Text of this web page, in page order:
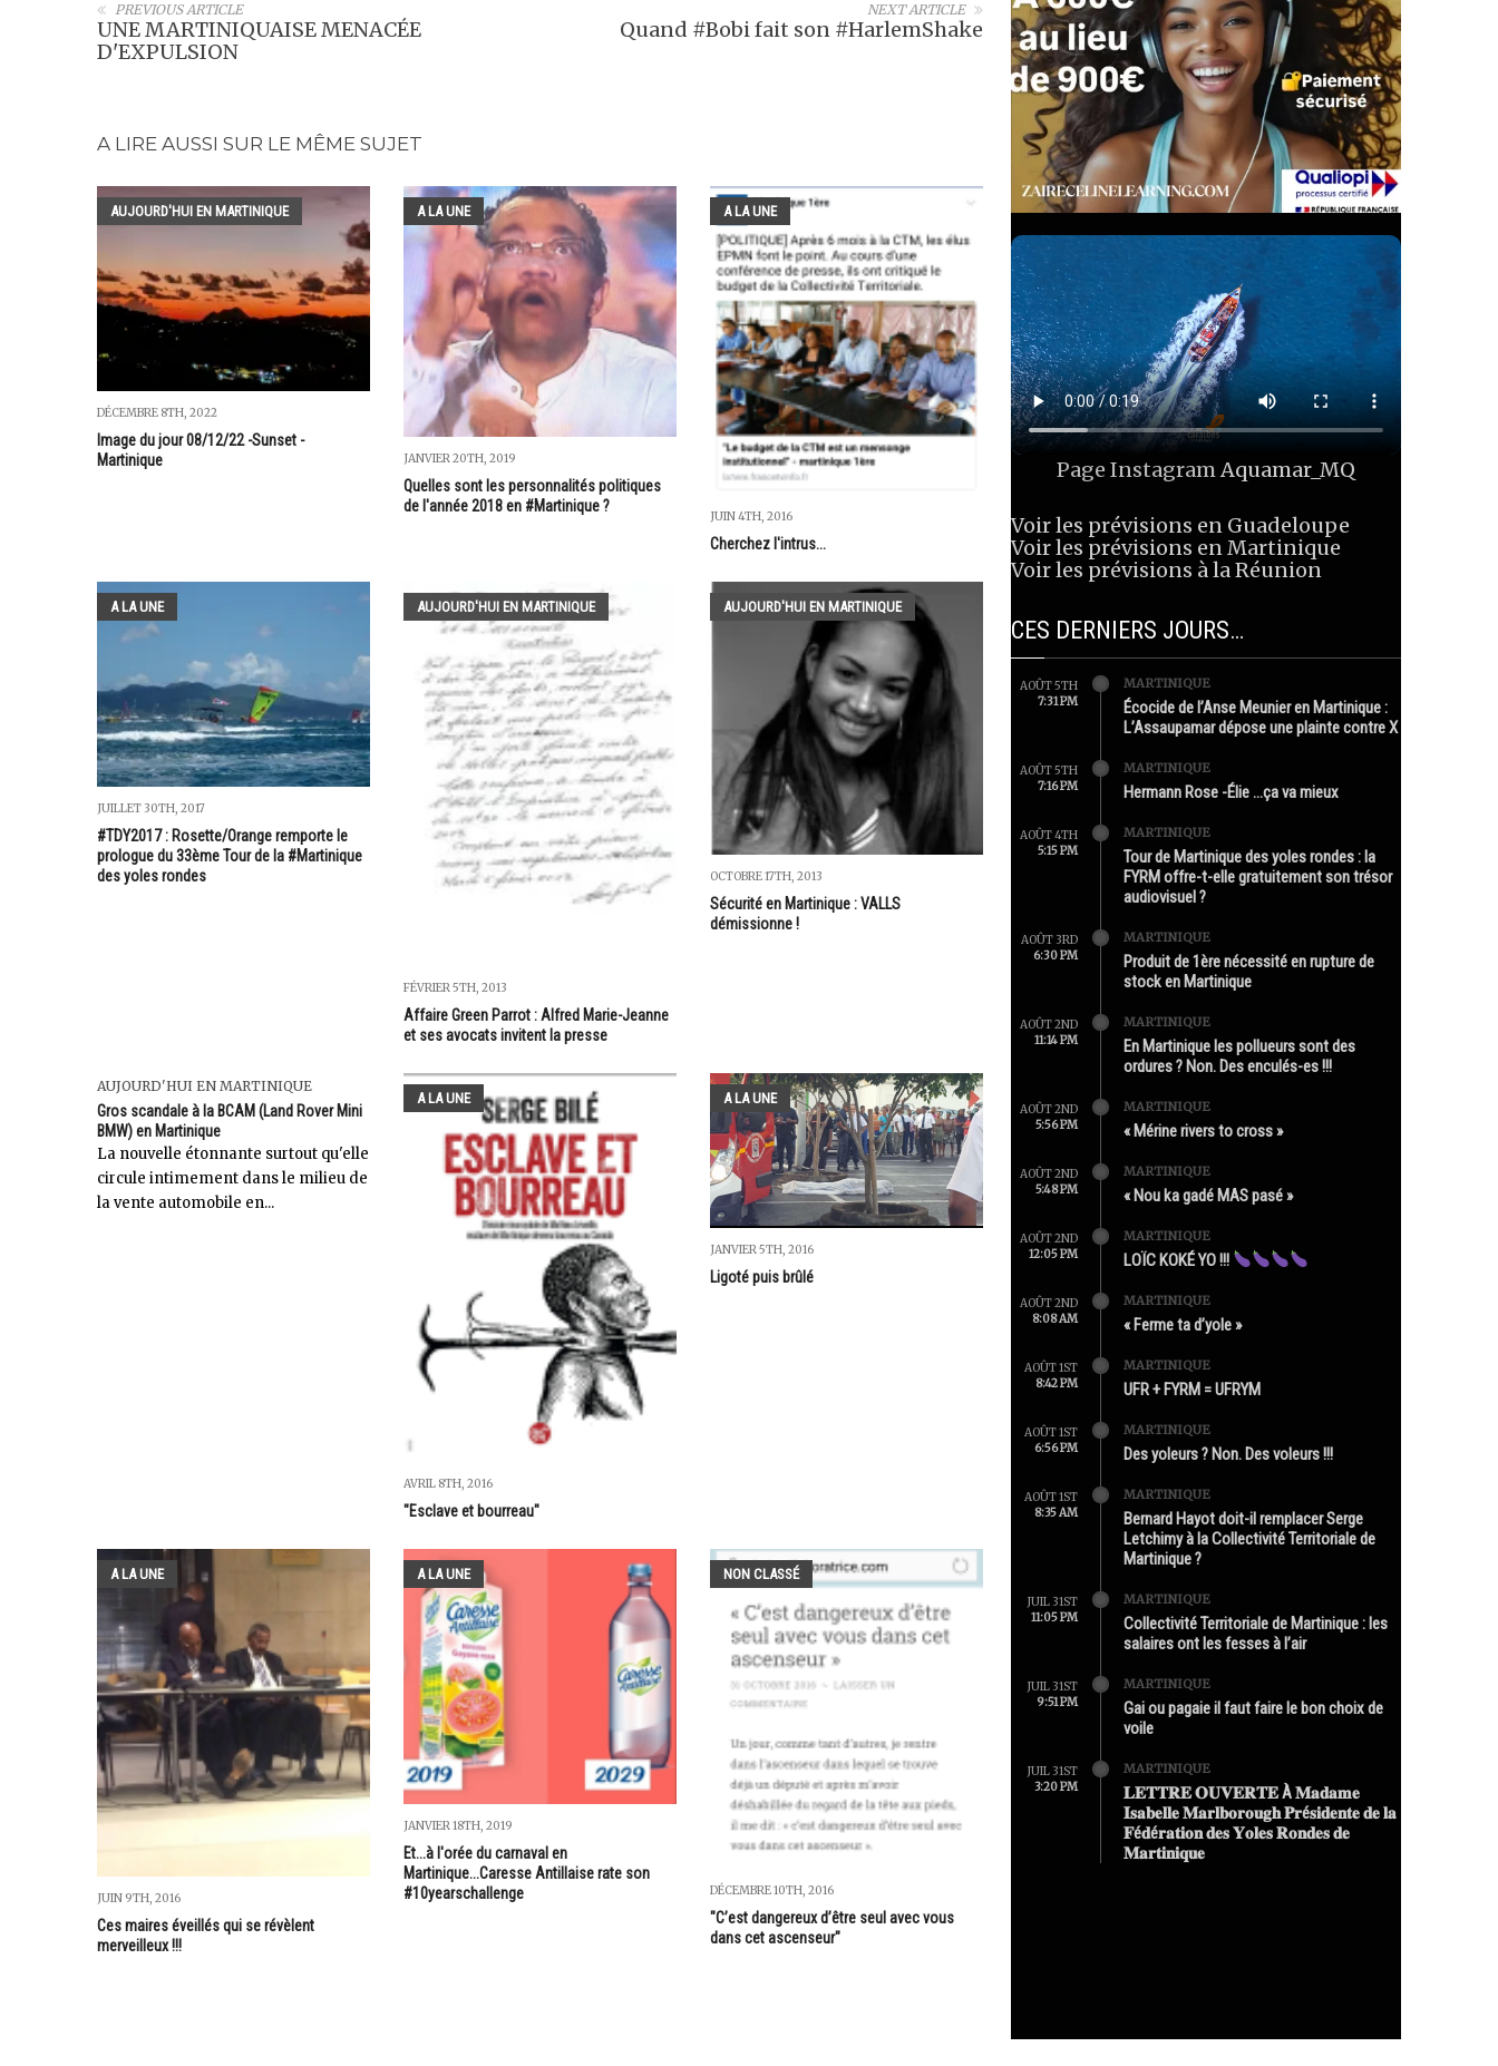
NEXT ARTICLE
Quand #Bobi fait son #HarlemShake
PREVIOUS ARTICLE
UNE MARTINIQUAISE MENACÉE
D'EXPULSION
A LIRE AUSSI SUR LE MÊME SUJET
AUJOURD'HUI EN MARTINIQUE
DÉCEMBRE 8TH, 2022
Image du jour 08/12/22 -Sunset -
Martinique
A LA UNE
JANVIER 20TH, 2019
Quelles sont les personnalités politiques
de l'année 2018 en #Martinique ?
A LA UNE
JUIN 4TH, 2016
Cherchez l'intrus...
A LA UNE
JUILLET 30TH, 2017
#TDY2017 : Rosette/Orange remporte le
prologue du 33ème Tour de la #Martinique
des yoles rondes
AUJOURD'HUI EN MARTINIQUE
FÉVRIER 5TH, 2013
Affaire Green Parrot : Alfred Marie-Jeanne
et ses avocats invitent la presse
AUJOURD'HUI EN MARTINIQUE
OCTOBRE 17TH, 2013
Sécurité en Martinique : VALLS
démissionne !
AUJOURD'HUI EN MARTINIQUE
Gros scandale à la BCAM (Land Rover Mini
BMW) en Martinique
La nouvelle étonnante surtout qu'elle
circule intimement dans le milieu de
la vente automobile en...
A LA UNE
AVRIL 8TH, 2016
"Esclave et bourreau"
A LA UNE
JANVIER 5TH, 2016
Ligoté puis brûlé
A LA UNE
JUIN 9TH, 2016
Ces maires éveillés qui se révèlent
merveilleux !!!
A LA UNE
JANVIER 18TH, 2019
Et...à l'orée du carnaval en
Martinique...Caresse Antillaise rate son
#10yearschallenge
NON CLASSÉ
DÉCEMBRE 10TH, 2016
"C’est dangereux d’être seul avec vous
dans cet ascenseur"
Page InstagramAquamar_MQ
Voir les prévisions en Guadeloupe
Voir les prévisions en Martinique
Voir les prévisions à la Réunion
CES DERNIERS JOURS…
AOÛT 5TH
7:31 PM
MARTINIQUE
Écocide de l’Anse Meunier en Martinique :
L’Assaupamar dépose une plainte contre X
AOÛT 5TH
7:16 PM
MARTINIQUE
Hermann Rose -Élie …ça va mieux
AOÛT 4TH
5:15 PM
MARTINIQUE
Tour de Martinique des yoles rondes : la
FYRM offre-t-elle gratuitement son trésor
audiovisuel ?
AOÛT 3RD
6:30 PM
MARTINIQUE
Produit de 1ère nécessité en rupture de
stock en Martinique
AOÛT 2ND
11:14 PM
MARTINIQUE
En Martinique les pollueurs sont des
ordures ? Non. Des enculés-es !!!
AOÛT 2ND
5:56 PM
MARTINIQUE
« Mérine rivers to cross »
AOÛT 2ND
5:48 PM
MARTINIQUE
« Nou ka gadé MAS pasé »
AOÛT 2ND
12:05 PM
MARTINIQUE
LOÏC KOKÉ YO !!!
AOÛT 2ND
8:08 AM
MARTINIQUE
« Ferme ta d’yole »
AOÛT 1ST
8:42 PM
MARTINIQUE
UFR + FYRM = UFRYM
AOÛT 1ST
6:56 PM
MARTINIQUE
Des yoleurs ? Non. Des voleurs !!!
AOÛT 1ST
8:35 AM
MARTINIQUE
Bernard Hayot doit-il remplacer Serge
Letchimy à la Collectivité Territoriale de
Martinique ?
JUIL 31ST
11:05 PM
MARTINIQUE
Collectivité Territoriale de Martinique : les
salaires ont les fesses à l’air
JUIL 31ST
9:51 PM
MARTINIQUE
Gai ou pagaie il faut faire le bon choix de
voile
JUIL 31ST
3:20 PM
MARTINIQUE
𝐋𝐄𝐓𝐓𝐑𝐄 𝐎𝐔𝐕𝐄𝐑𝐓𝐄 À 𝐌𝐚𝐝𝐚𝐦𝐞
𝐈𝐬𝐚𝐛𝐞𝐥𝐥𝐞 𝐌𝐚𝐫𝐥𝐛𝐨𝐫𝐨𝐮𝐠𝐡 𝐏𝐫é𝐬𝐢𝐝𝐞𝐧𝐭𝐞 𝐝𝐞 𝐥𝐚
𝐅é𝐝é𝐫𝐚𝐭𝐢𝐨𝐧 𝐝𝐞𝐬 𝐘𝐨𝐥𝐞𝐬 𝐑𝐨𝐧𝐝𝐞𝐬 𝐝𝐞
𝐌𝐚𝐫𝐭𝐢𝐧𝐢𝐪𝐮𝐞